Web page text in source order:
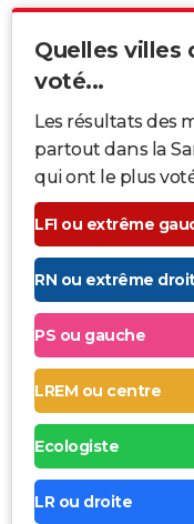
Quelles villes
voté...
Les résultats des
partout dans la
qui ont le plus voté
LFI ou extrême
RN ou extrême
PS ou gauche
LREM ou centre
Ecologiste
LR ou droite